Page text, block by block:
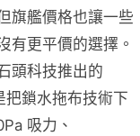
旗艦價格也讓一些
有更平價的選擇。
頭科技推出的
鎖水拖布技術下
吸力、